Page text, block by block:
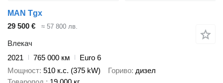
MAN Tgx
29 500 €
≈ 57 800 лв.
Влекач
2021
765 000 км
Euro 6
Мощност 510 к.с. (375 kW) Гориво дизел